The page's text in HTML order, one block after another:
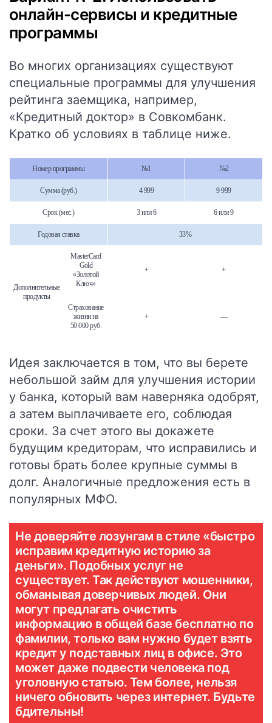
онлайн-сервисы и кредитные
программы
Во многих организациях существуют
специальные программы для улучшения
рейтинга заемщика, например,
«Кредитный доктор» в Совкомбанк.
Кратко об условиях в таблице ниже.
Номер программы №1 №2
Сумма (руб.) 4 999 9 999
Срок (мес.) 3 или 6 6 или 9
Годовая ставка 33%
Дополнительные
продукты
MasterCard
Gold
«Золотой
Ключ»
+ +
Страхование
жизни на
50 000 руб.
+ —
Идея заключается в том, что вы берете
небольшой займ для улучшения истории
у банка, который вам наверняка одобрят,
а затем выплачиваете его, соблюдая
сроки. За счет этого вы докажете
будущим кредиторам, что исправились и
готовы брать более крупные суммы в
долг. Аналогичные предложения есть в
популярных МФО.
Не доверяйте лозунгам в стиле «быстро
исправим кредитную историю за
деньги». Подобных услуг не
существует. Так действуют мошенники,
обманывая доверчивых людей. Они
могут предлагать очистить
информацию в общей базе бесплатно по
фамилии, только вам нужно будет взять
кредит у подставных лиц в офисе. Это
может даже подвести человека под
уголовную статью. Тем более, нельзя
ничего обновить через интернет. Будьте
бдительны!